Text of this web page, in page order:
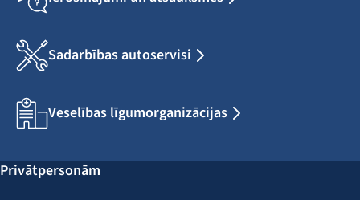
Sadarbības autoservisi
Veselības līgumorganizācijas
Privātpersonām